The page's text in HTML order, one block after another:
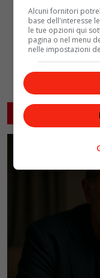
ARTICOLI
Alcuni fornitori
base dell'interesse
le tue opzioni qui
pagina o nel menu
nelle impostazioni